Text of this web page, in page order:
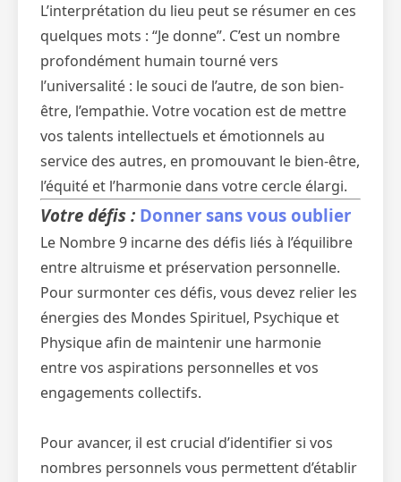
L’interprétation du lieu peut se résumer en ces
quelques mots : “Je donne”. C’est un nombre
profondément humain tourné vers
l’universalité : le souci de l’autre, de son bien-
être, l’empathie. Votre vocation est de mettre
vos talents intellectuels et émotionnels au
service des autres, en promouvant le bien-être,
l’équité et l’harmonie dans votre cercle élargi.
Votre défis : Donner sans vous oublier
Le Nombre 9 incarne des défis liés à l’équilibre
entre altruisme et préservation personnelle.
Pour surmonter ces défis, vous devez relier les
énergies des Mondes Spirituel, Psychique et
Physique afin de maintenir une harmonie
entre vos aspirations personnelles et vos
engagements collectifs.
Pour avancer, il est crucial d’identifier si vos
nombres personnels vous permettent d’établir